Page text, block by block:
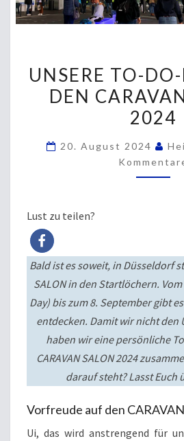
TO-
DO-
LISTE
DEN
UNSERE TO-
DEN
2024
20. August 2024
Lust zu teilen?
Bald ist es soweit, in Düsseldorf
SALON in den Startlöchern.
Day) bis zum 8. September gibt
entdecken. Damit wir nicht den
haben wir eine persönliche
CARAVAN SALON 2024
darauf steht? Lasst Euch
Vorfreude auf den
Ui, das wird anstrengend für